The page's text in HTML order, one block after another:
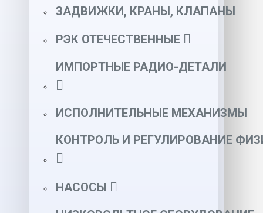
ЗАДВИЖКИ, КРАНЫ, КЛАПАНЫ
РЭК ОТЕЧЕСТВЕННЫЕ
ИМПОРТНЫЕ РАДИО-ДЕТАЛИ
ИСПОЛНИТЕЛЬНЫЕ МЕХАНИЗМЫ
КОНТРОЛЬ И РЕГУЛИРОВАНИЕ
НАСОСЫ